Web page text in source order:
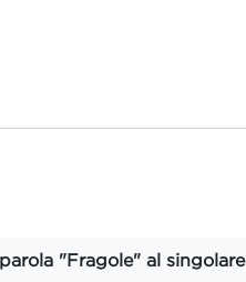
"Fragole" al singolare